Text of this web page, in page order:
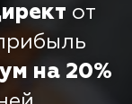
от
на 20%